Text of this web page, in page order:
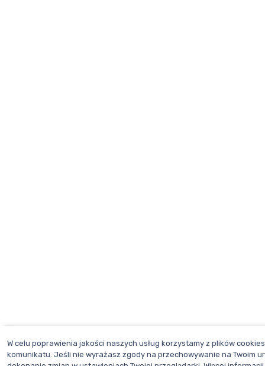
W celu poprawienia jakości naszych usług korzystamy z plików
komunikatu. Jeśli nie wyrażasz zgody na przechowywanie na Twoim